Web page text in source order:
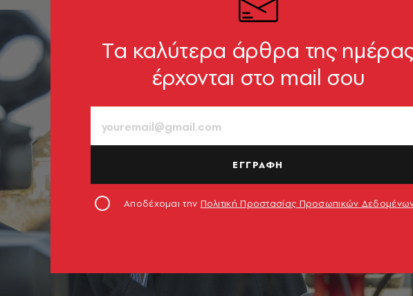
Tα καλύτερα άρθρα της
έρχονται στο mail σου
ΕΓΓΡΑΦΗ
Αποδέχομαι την Πολιτική Προστασίας Προσωπικών